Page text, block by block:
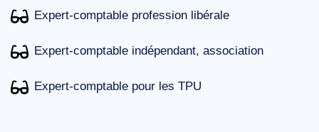
Expert-comptable profession libérale
Expert-comptable indépendant, association
Expert-comptable pour les TPU